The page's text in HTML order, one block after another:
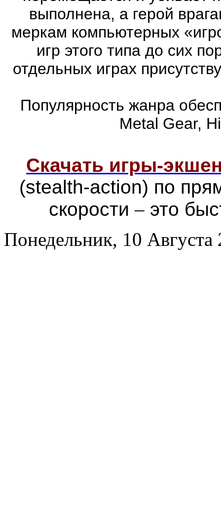
выполнена, а герой
меркам компьютерных
игр этого типа до сих
отдельных играх
Популярность жанра
Metal Gear,
Скачать игры-
(stealth-action) по
скорости– это
Понедельник, 10 Августа